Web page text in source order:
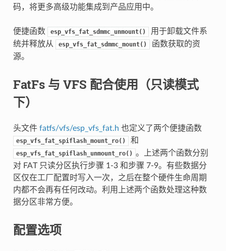
码，将更多高级功能集成到产品应用中。
便捷函数 esp_vfs_fat_sdmmc_unmount()
用于卸载文件系
统并释放从
esp_vfs_fat_sdmmc_mount()
函数获取的资
源。
FatFs 与 VFS 配合使用（只读模式
下）
头文件 fatfs/vfs/esp_vfs_fat.h 也定义了两个便捷函数
esp_vfs_fat_spiflash_mount_ro() 和
esp_vfs_fat_spiflash_unmount_ro() 。上述两个函数分别
对 FAT 只读分区执行步骤 1-3 和步骤 7-9。有些数据分
区仅在工厂配置时写入一次，之后在整个硬件生命周期
内都不会再有任何改动。利用上述两个函数处理这种数
据分区非常方便。
配置选项